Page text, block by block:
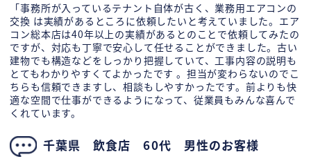
「事務所が入っているテナント自体が古く、業務用エアコンの
交換 は実績があるところに依頼したいと考えていました。エア
コン総本店は40年以上の実績があるとのことで依頼してみたの
ですが、対応も丁寧で安心して任せることができました。古い
建物でも構造などをしっかり把握していて、工事内容の説明も
とてもわかりやすくてよかったです 。担当が変わらないのでこ
ちらも信頼できますし、相談もしやすかったです。前よりも快
適な空間で仕事ができるようになって、従業員もみんな喜んで
くれています。
千葉県 飲食店 60代 男性のお客様